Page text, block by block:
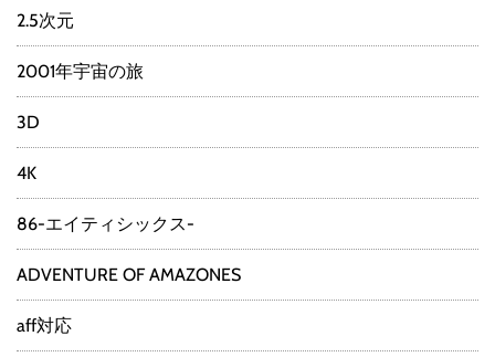
2.5次元
2001年宇宙の旅
3D
4K
86-エイティシックス-
ADVENTURE OF AMAZONES
aff対応